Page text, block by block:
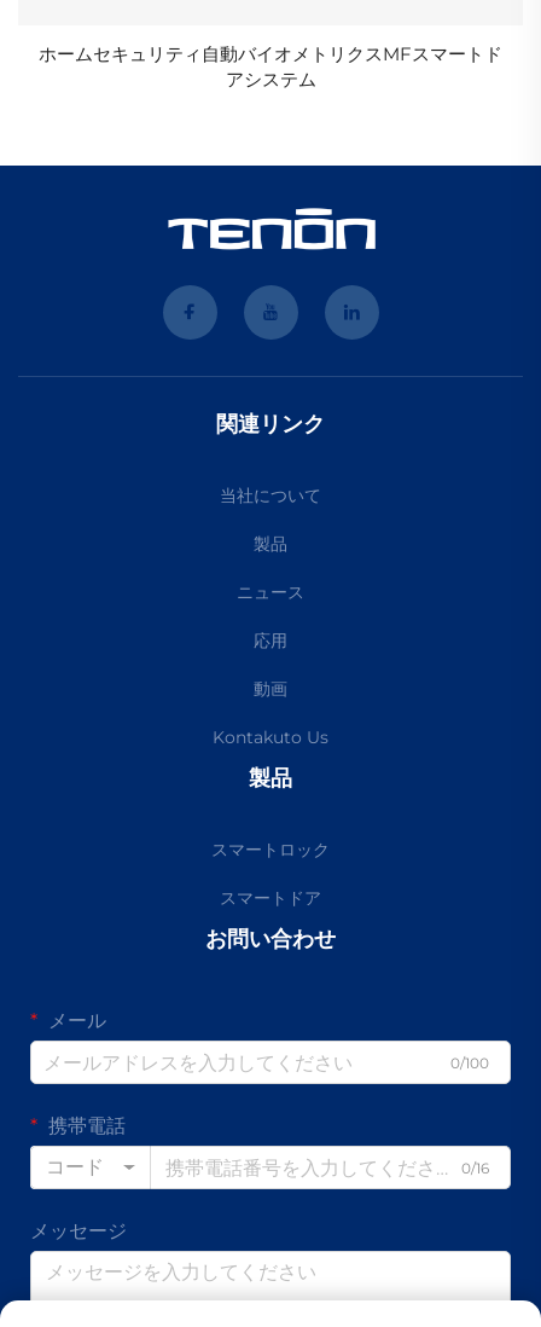
ホームセキュリティ自動バイオメトリクスMFスマートド
アシステム
関連リンク
当社について
製品
ニュース
応用
動画
Kontakuto Us
製品
スマートロック
スマートドア
お問い合わせ
メール
0/100
携帯電話
コード
0/16
メッセージ